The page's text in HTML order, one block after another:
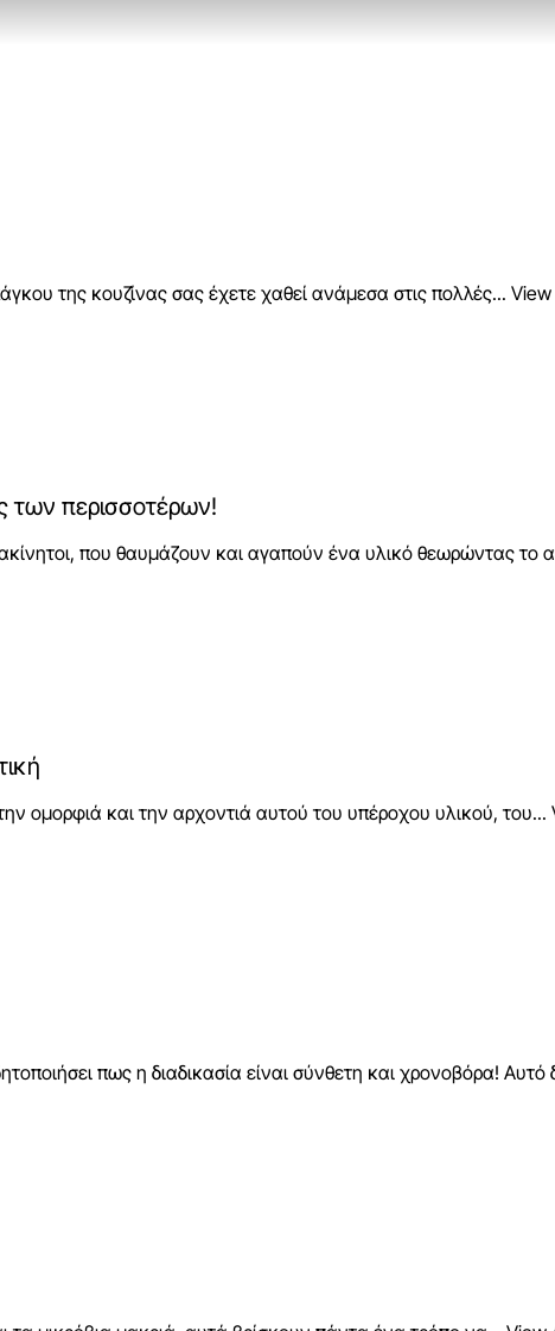
της κουζίνας σας έχετε χαθεί ανάμεσα στις πολλές... View
των περισσοτέρων!
που θαυμάζουν και αγαπούν ένα υλικό θεωρώντας το
ομορφιά και την αρχοντιά αυτού του υπέροχου υλικού, του...
πως η διαδικασία είναι σύνθετη και χρονοβόρα! Αυτό